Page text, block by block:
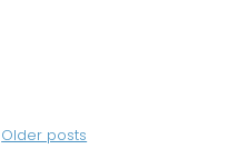
Posts
Older posts